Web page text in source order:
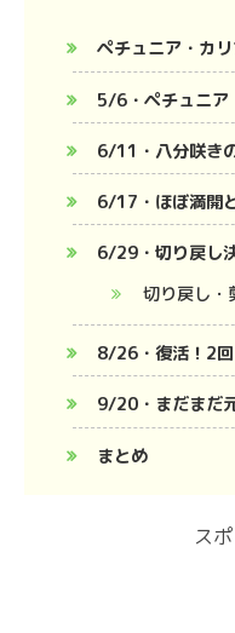
ペチュニア・カ
5/6・ペチュニア
6/11・八分咲き
6/17・ほぼ満開
6/29・切り戻し
切り戻し・
8/26・復活！2回
9/20・まだまだ
まとめ
ス